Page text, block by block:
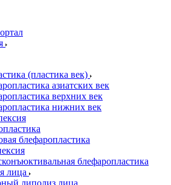
(пластика век)
азиатских век
верхних век
нижних век
блефаропластика
блефаропластика
лица
липолиз лица